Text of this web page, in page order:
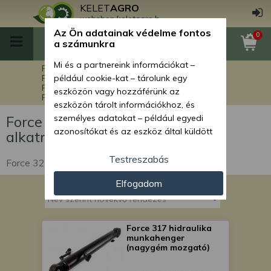
KELETAGRO
webshop.keletagro.hu
0
Főoldal
Force alkatrészek
Force markolók alkatrészei
Force 320 markoló alkatrészek
Force 320 hidraulikarendszer alkatrészek
Force 320 hidraulikarendszer
alkatrészek
Force 320 hidraulikarendszer alkatrészek
Force 317 hidraulika
munkahenger
(nagygém mozgató)
Az Ön adatainak védelme fontos
a számunkra
Mi és a partnereink információkat –
például cookie-kat – tárolunk egy
eszközön vagy hozzáférünk az
eszközön tárolt információkhoz, és
személyes adatokat – például egyedi
azonosítókat és az eszköz által küldött
személyre szabott hirdetések és
tartalom nyújtásához, hirdetés- és
tartalomméréshez, nézettségi adatok
gyűjtéséhez, valamint termékek
kifejlesztéséhez és a termékek
javításához. Az Ön engedélyével mi és a
partnereink eszközleolvasásos
módszerrel szerzett pontos geolokációs
adatokat és azonosítási információkat
Testreszabás
Elfogadom